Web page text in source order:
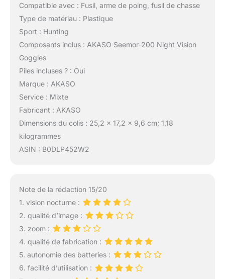
Compatible avec : Fusil, arme de poing, fusil de chasse
Type de matériau : Plastique
Sport : Hunting
Composants inclus : AKASO Seemor-200 Night Vision
Goggles
Piles incluses ? : Oui
Marque : AKASO
Service : Mixte
Fabricant : AKASO
Dimensions du colis : 25,2 x 17,2 x 9,6 cm; 1,18
kilogrammes
ASIN : B0DLP452W2
Note de la rédaction 15/20
1. vision nocturne :
2. qualité d’image :
3. zoom :
4. qualité de fabrication :
5. autonomie des batteries :
6. facilité d’utilisation :